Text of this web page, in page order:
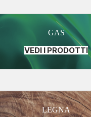
GAS
VEDI I PRODOTTI
LEGNA